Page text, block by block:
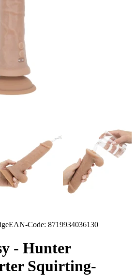
EAN-Code: 8719934036130
- Hunter
Squirting-